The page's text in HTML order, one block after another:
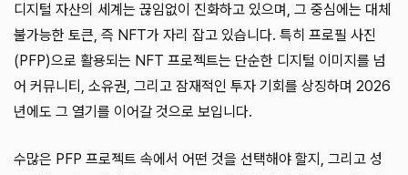
디지털 자산의 세계는 끊임없이 진화하고 있으며, 그 중심에는 대체
불가능한 토큰, 즉 NFT가 자리 잡고 있습니다. 특히 프로필 사진
(PFP)으로 활용되는 NFT 프로젝트는 단순한 디지털 이미지를 넘
어 커뮤니티, 소유권, 그리고 잠재적인 투자 기회를 상징하며 2026
년에도 그 열기를 이어갈 것으로 보입니다.
수많은 PFP 프로젝트 속에서 어떤 것을 선택해야 할지, 그리고 성